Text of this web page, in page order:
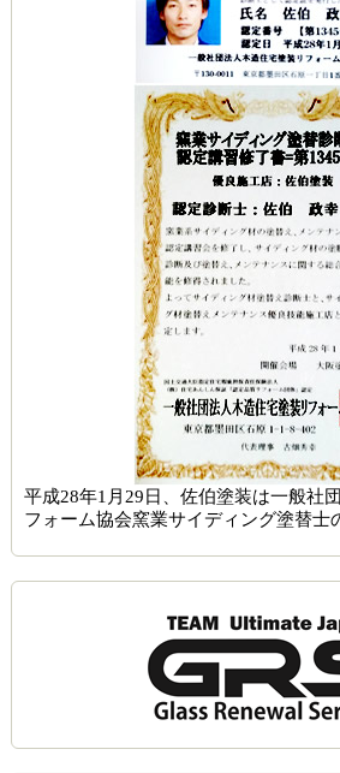
平成28年1月29日、佐伯塗装は一般社
フォーム協会窯業サイディング塗替士